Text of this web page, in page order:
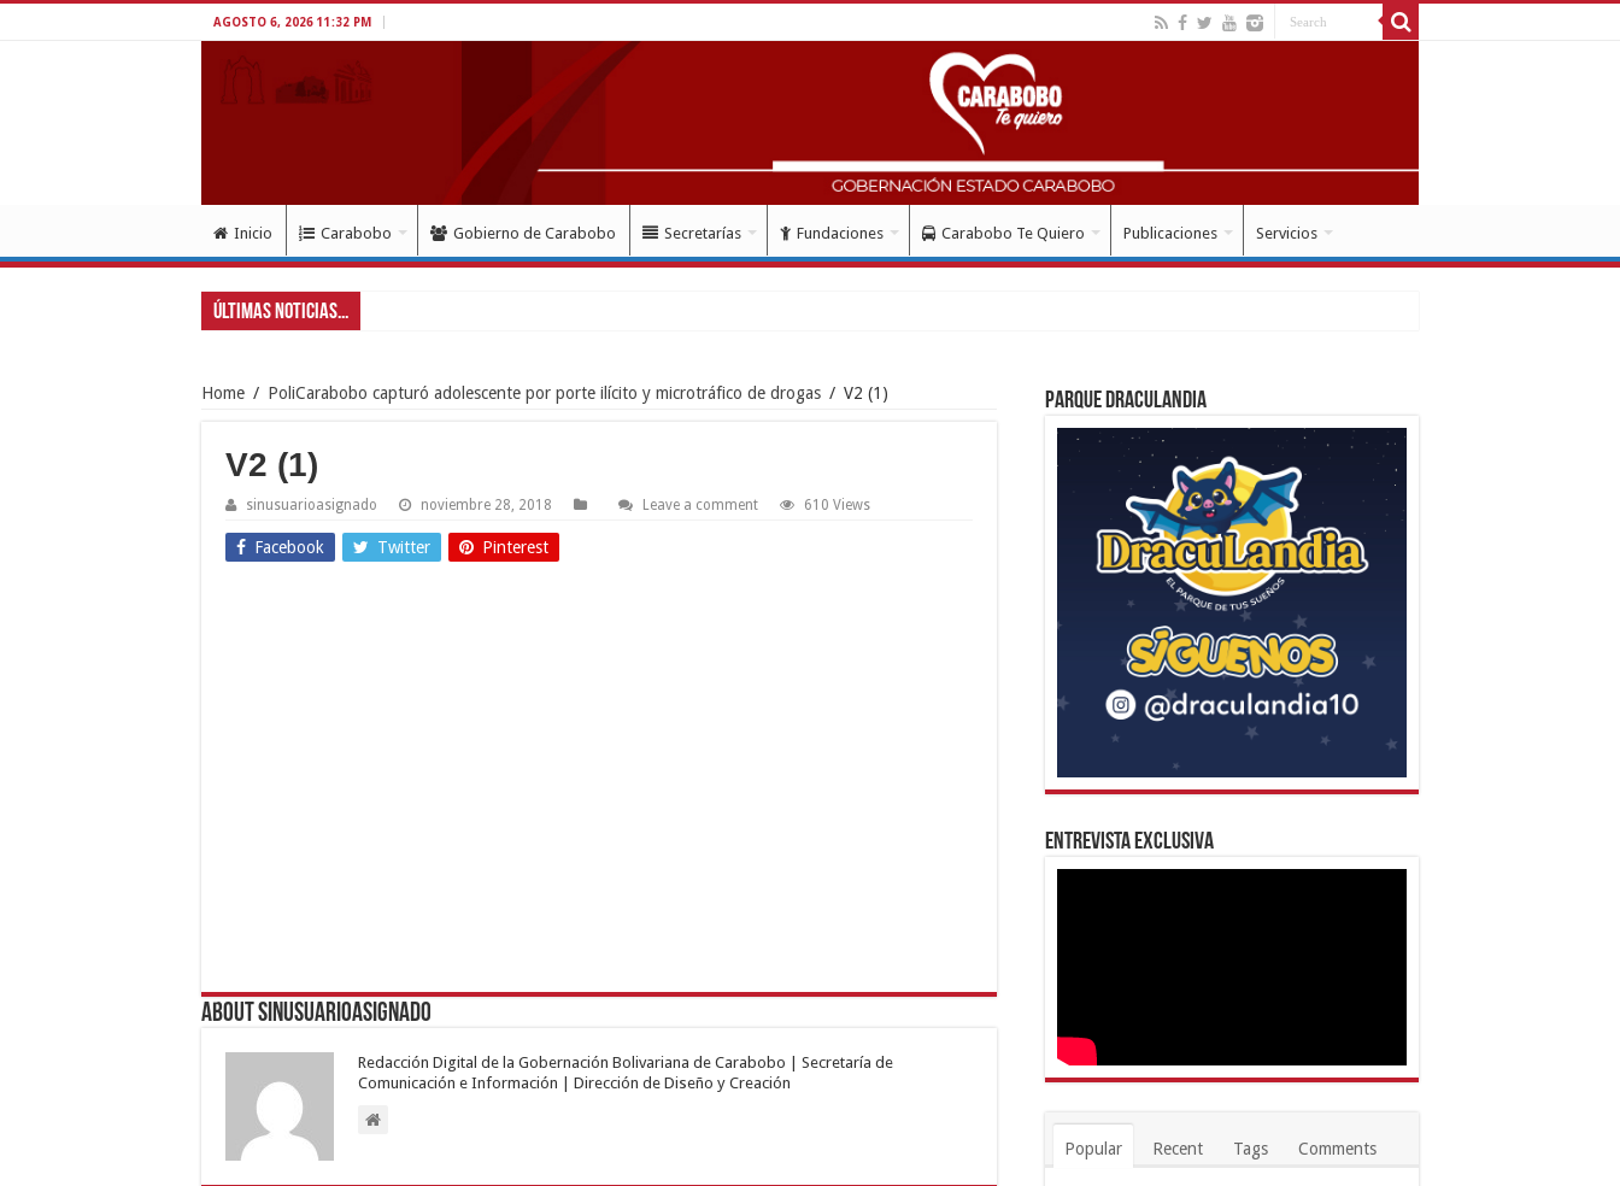
AGOSTO 6, 2026 11:32 PM
Inicio Carabobo Gobierno de Carabobo Secretarías Fundaciones Carabobo Te Quiero Publicaciones Servicios
Últimas Noticias...
Home / PoliCarabobo capturó adolescente por porte ilícito y microtráfico de drogas / V2 (1)
V2 (1)
sinusuarioasignado noviembre 28, 2018 Leave a comment 610 Views
Facebook Twitter Pinterest
About sinusuarioasignado
Redacción Digital de la Gobernación Bolivariana de Carabobo | Secretaría de
Comunicación e Información | Dirección de Diseño y Creación
Parque Draculandia
Entrevista Exclusiva
Popular Recent Tags Comments